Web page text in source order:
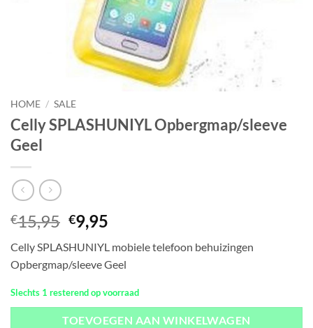
HOME / SALE
Celly SPLASHUNIYL Opbergmap/sleeve
Geel
€15,95 Oorspronkelijke
prijs
was:
€15,95.
€9,95
is:
€9,95.
Celly SPLASHUNIYL mobiele telefoon behuizingen
Opbergmap/sleeve Geel
Slechts 1 resterend op voorraad
TOEVOEGEN AAN WINKELWAGEN